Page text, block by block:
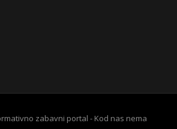
zabavni portal - Kod nas nema